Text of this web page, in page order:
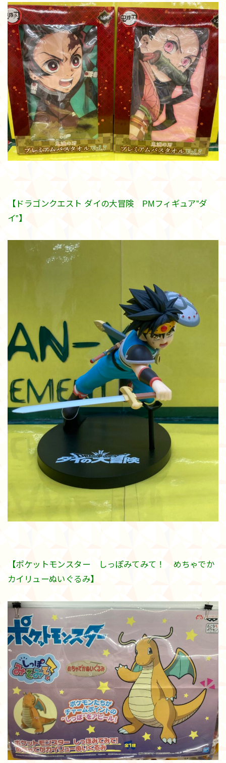
【ドラゴンクエスト ダイの大冒険 PMフィギュア”ダ
イ”】
【ポケットモンスター しっぽみてみて！ めちゃでか
カイリューぬいぐるみ】